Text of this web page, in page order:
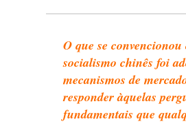
O que se
socialismo chinês foi
mecanismos de
responder àquelas
fundamentais que